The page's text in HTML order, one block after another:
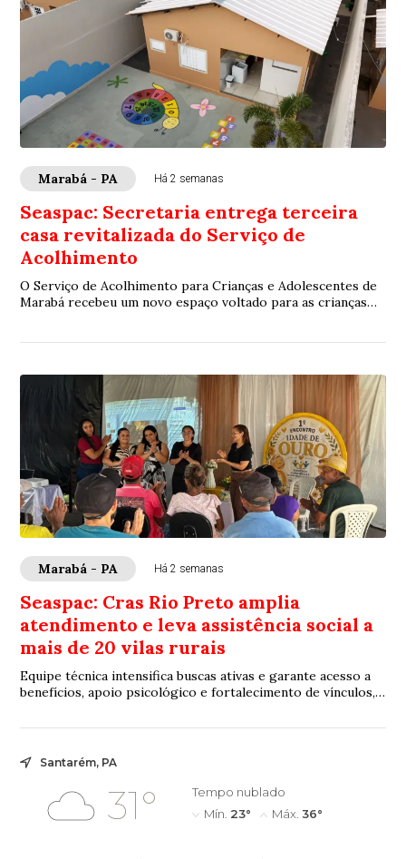
Marabá - PA Há 2 semanas
Seaspac: Secretaria entrega terceira
casa revitalizada do Serviço de
Acolhimento
O Serviço de Acolhimento para Crianças e Adolescentes de
Marabá recebeu um novo espaço voltado para as crianças
Marabá - PA Há 2 semanas
Seaspac: Cras Rio Preto amplia
atendimento e leva assistência social a
mais de 20 vilas rurais
Equipe técnica intensifica buscas ativas e garante acesso a
benefícios, apoio psicológico e fortalecimento de vínculos,
Santarém, PA
31°
Tempo nublado
Mín. 23° Máx. 36°